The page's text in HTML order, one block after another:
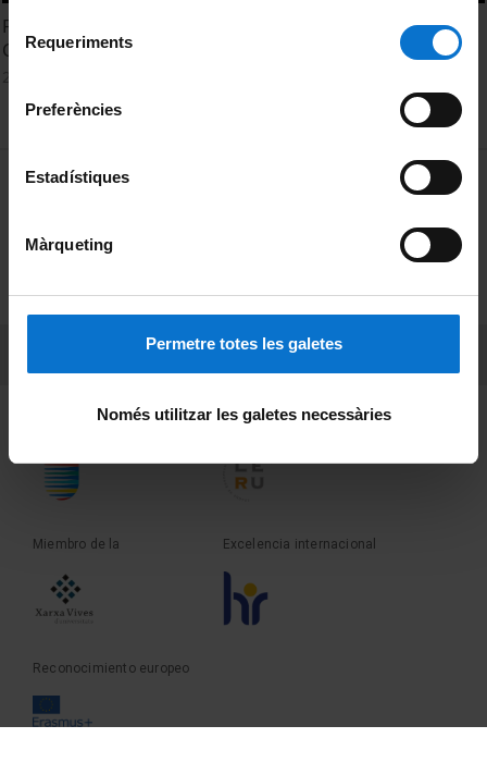
consultar laPolítica de galetes del lloc web de la
Selecció
de Requeriments
Preferències
Estadístiques
Màrqueting
Permetre totes les galetes
Només utilitzar les galetes necessàries
Flint sources and their usage in Sardinia: recent advances.
Céline Bressy-Leandri
MENÚ PEU 1
Privacidad y términos
Sobre UBtv
Fundadora de la Miembro de la
Miembro de la Excelencia internacional
Reconocimiento europeo